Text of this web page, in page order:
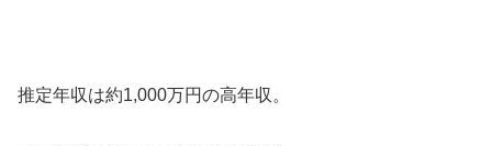
推定年収は約1,000万円の高年収。